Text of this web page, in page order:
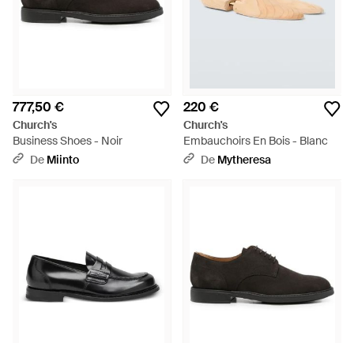
777,50 €
Church's
Business Shoes - Noir
De Miinto
220 €
Church's
Embauchoirs En Bois - Blanc
De Mytheresa